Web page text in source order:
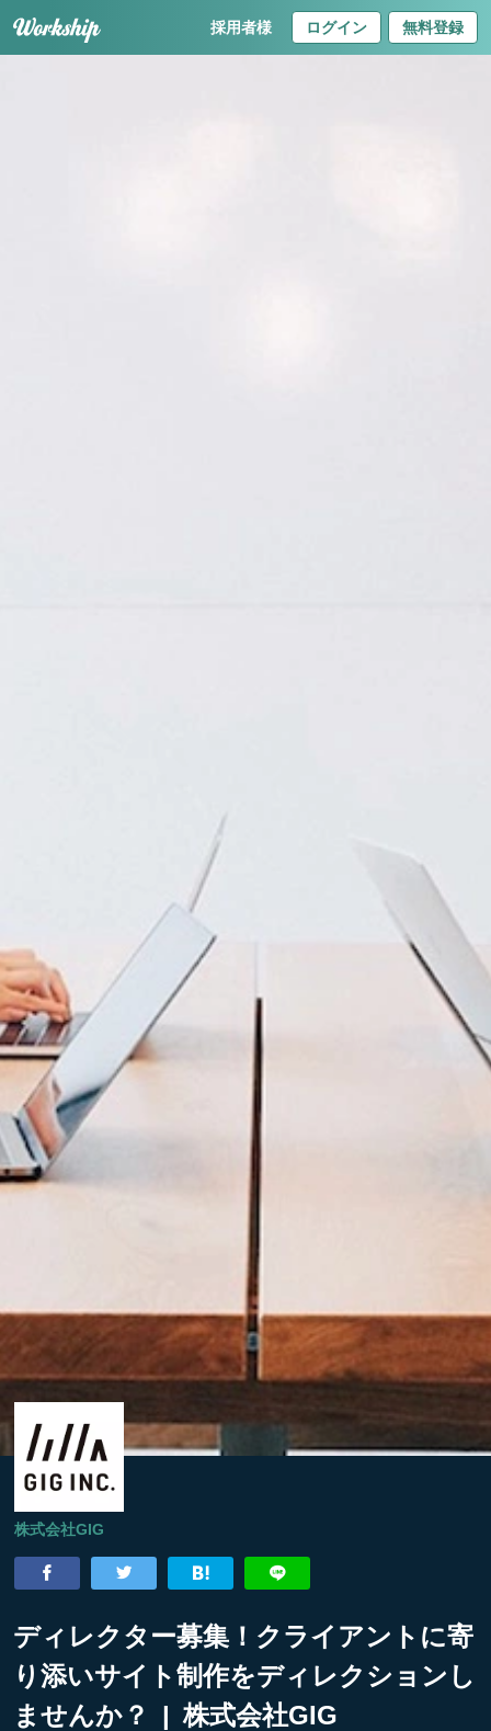
採用者様 ログイン 無料登録
株式会社GIG
ディレクター募集！クライアントに寄
り添いサイト制作をディレクションし
ませんか？ | 株式会社GIG